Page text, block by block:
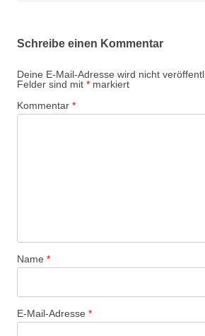
Schreibe einen Kommentar
Deine E-Mail-Adresse wird nicht
Felder sind mit * markiert
Kommentar *
Name *
E-Mail-Adresse *